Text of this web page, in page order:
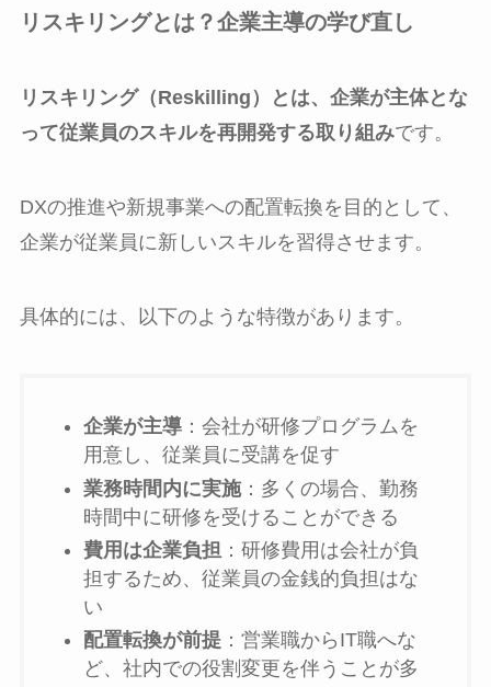
リスキリングとは？企業主導の学び直し
リスキリング（Reskilling）とは、企業が主体とな
って従業員のスキルを再開発する取り組みです。
DXの推進や新規事業への配置転換を目的として、
企業が従業員に新しいスキルを習得させます。
具体的には、以下のような特徴があります。
企業が主導：会社が研修プログラムを
用意し、従業員に受講を促す
業務時間内に実施：多くの場合、勤務
時間中に研修を受けることができる
費用は企業負担：研修費用は会社が負
担するため、従業員の金銭的負担はな
い
配置転換が前提：営業職からIT職へな
ど、社内での役割変更を伴うことが多